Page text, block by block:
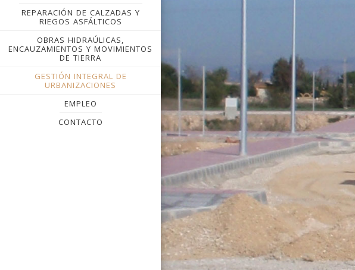
REPARACIÓN DE CALZADAS Y
RIEGOS ASFÁLTICOS
OBRAS HIDRAÚLICAS,
ENCAUZAMIENTOS Y MOVIMIENTOS
DE TIERRA
GESTIÓN INTEGRAL DE
URBANIZACIONES
EMPLEO
CONTACTO